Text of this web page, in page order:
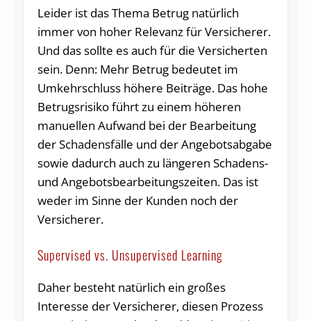
Leider ist das Thema Betrug natürlich
immer von hoher Relevanz für Versicherer.
Und das sollte es auch für die Versicherten
sein. Denn: Mehr Betrug bedeutet im
Umkehrschluss höhere Beiträge. Das hohe
Betrugsrisiko führt zu einem höheren
manuellen Aufwand bei der Bearbeitung
der Schadensfälle und der Angebotsabgabe
sowie dadurch auch zu längeren Schadens-
und Angebotsbearbeitungszeiten. Das ist
weder im Sinne der Kunden noch der
Versicherer.
Supervised vs. Unsupervised Learning
Daher besteht natürlich ein großes
Interesse der Versicherer, diesen Prozess